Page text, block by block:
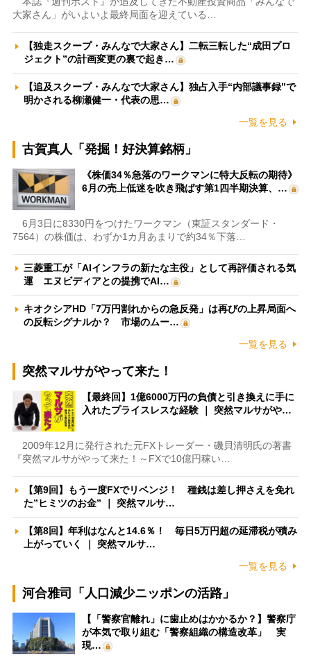
大家さん」がいよいよ最終局面を迎えている…
【独走スクープ・みんなで大家さん】二転三転した“成田プロ
ジェクト”の計画変更の裏で起き…
【追及スクープ・みんなで大家さん】独占入手“内部議事録”で
明かされる柳瀬健一・代表の思…
一覧を見る
古賀真人「発掘！好決算銘柄」
《株価34％急落のワークマンに特大反転の期待》
6月の売上低迷を吹き飛ばす第1四半期決算、…
6月3日に8330円をつけたワークマン（東証スタンダード・
7564）の株価は、わずか1カ月あまりで約34％下落…
三菱重工が「AIインフラの新たな主役」として再評価される気
運 エヌビディアとの提携でAI…
キオクシアHD「7万円割れからの急反発」は再びの上昇局面へ
の反転シグナルか？ 市場のムー…
一覧を見る
突然マルサがやって来た！
【最終回】1億6000万円の負債と引き換えに手に
入れたプライスレスな経験 ｜ 突然マルサがや…
2009年12月に発行された元FXトレーダー・磯貝清明氏の著書
『突然マルサがやって来た！～FXで10億円稼い…
【第9回】もう一度FXでリベンジ！ 種銭は差し押さえを免れ
た”ヒミツのお金” ｜ 突然マルサ…
【第8回】年利はなんと14.6％！ 毎日5万円超の延滞税が積み
上がっていく ｜ 突然マルサ…
一覧を見る
河合雅司「人口減少ニッポンの活路」
【「警察官離れ」に歯止めはかかるか？】警察庁
が本気で取り組む「警察組織の構造改革」 実
現…